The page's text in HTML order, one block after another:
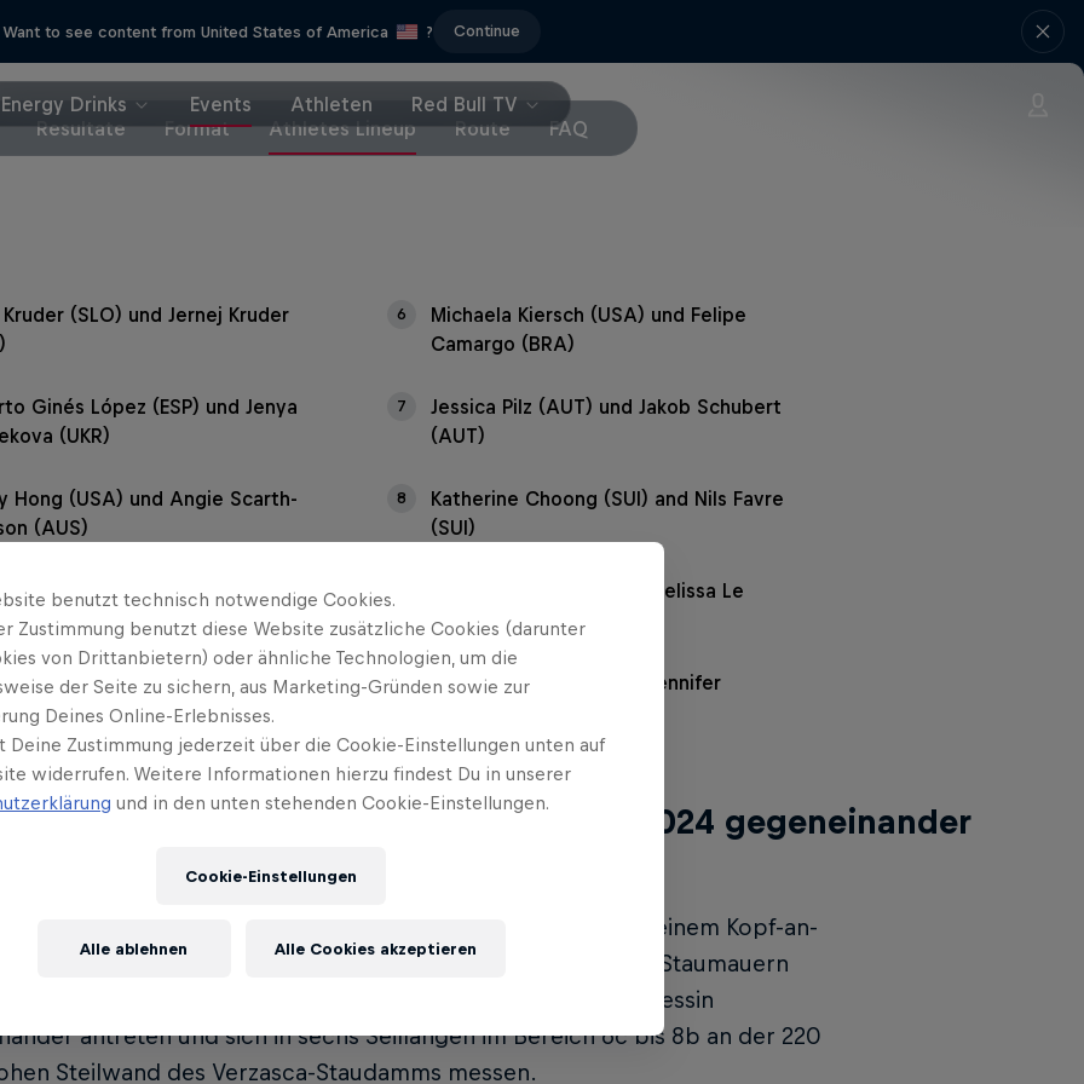
Want to see content from United States of America ? Continue
Energy Drinks Events Athleten
Red Bull TV
Resultate Format Athletes Lineup Route FAQ
Kruder (SLO) und Jernej Kruder
Ginés López (ESP) und Jenya
(UKR)
Hong (USA) und Angie Scarth-
(AUS)
Klingler (SUI) und Louna
(FRA)
Kümin (SUI) und Sascha
(SUI)
6
Michaela Kiersch (USA) und Felipe
Camargo (BRA)
7
Jessica Pilz (AUT) und Jakob Schubert
(AUT)
8
Katherine Choong (SUI) and Nils Favre
(SUI)
Eduard Marin (ESP) und Melissa Le
Nevé (FRA)
10
Darius Rapa (ROU) und Jennifer
Teams treten am Red Bull Dual Ascent 2024 gegeneinander
Bull Dual Ascent ist ein Kletter-Event der besonderen Art. In einem Kopf-an-
messen sich internationale Teams an einer der höchsten Staumauern
Auch in diesem Jahr werden 10 gemischte Zweierteams im Tessin
antreten und sich in sechs Seillängen im Bereich 6c bis 8b an der 220
Steilwand des Verzasca-Staudamms messen.
benutzt technisch notwendige Cookies.
Zustimmung benutzt diese Website zusätzliche Cookies (darunter
von Drittanbietern) oder ähnliche Technologien, um die
der Seite zu sichern, aus Marketing-Gründen sowie zur
Deines Online-Erlebnisses.
Deine Zustimmung jederzeit über die Cookie-Einstellungen unten auf
widerrufen. Weitere Informationen hierzu findest Du in unserer
und in den unten stehenden Cookie-Einstellungen.
Cookie-Einstellungen
Alle ablehnen Alle Cookies akzeptieren